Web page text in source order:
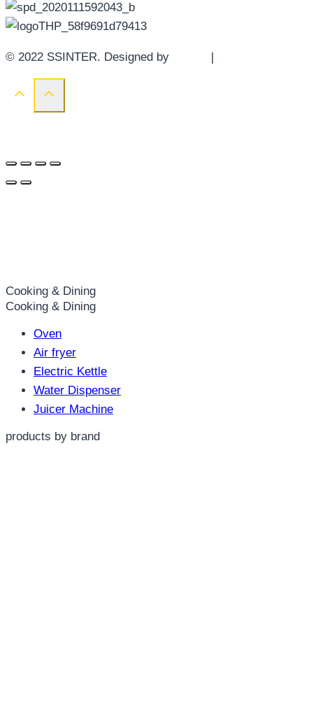
Cooking & Dining
Cooking & Dining
Oven
Air fryer
Electric Kettle
Water Dispenser
Juicer Machine
products by brand
© 2022 SSINTER. Designed by |